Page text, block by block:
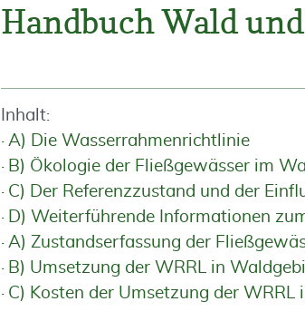
Handbuch Wald
Inhalt:
A) Die Wasserrahmenrichtlinie
B) Ökologie der Fließgewässer im
C) Der Referenzzustand und der
D) Weiterführende Informationen
A) Zustandserfassung der
B) Umsetzung der WRRL in
C) Kosten der Umsetzung der WRRL